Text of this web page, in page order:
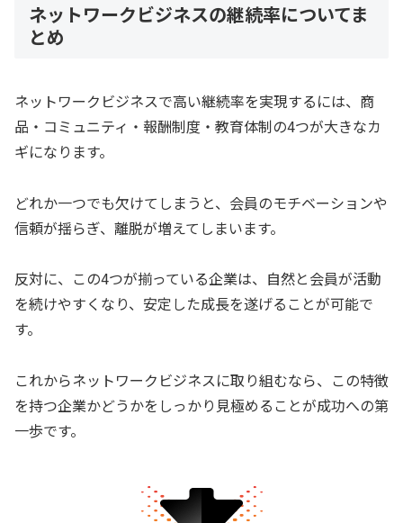
ネットワークビジネスの継続率についてま
とめ
ネットワークビジネスで高い継続率を実現するには、商
品・コミュニティ・報酬制度・教育体制の4つが大きなカ
ギになります。
どれか一つでも欠けてしまうと、会員のモチベーションや
信頼が揺らぎ、離脱が増えてしまいます。
反対に、この4つが揃っている企業は、自然と会員が活動
を続けやすくなり、安定した成長を遂げることが可能で
す。
これからネットワークビジネスに取り組むなら、この特徴
を持つ企業かどうかをしっかり見極めることが成功への第
一歩です。